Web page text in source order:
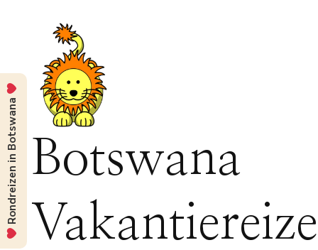
Botswana
Rondreizen in Botswana